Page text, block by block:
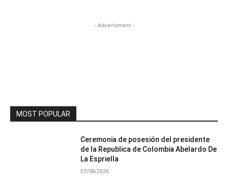
- Advertisment -
MOST POPULAR
Ceremonia de posesión del presidente
de la Republica de Colombia Abelardo De
La Espriella
07/08/2026